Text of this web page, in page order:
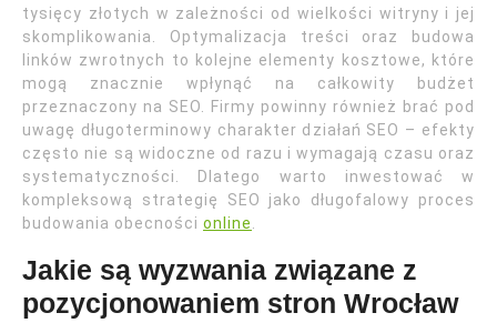
tysięcy złotych w zależności od wielkości witryny i jej
skomplikowania. Optymalizacja treści oraz budowa
linków zwrotnych to kolejne elementy kosztowe, które
mogą znacznie wpłynąć na całkowity budżet
przeznaczony na SEO. Firmy powinny również brać pod
uwagę długoterminowy charakter działań SEO – efekty
często nie są widoczne od razu i wymagają czasu oraz
systematyczności. Dlatego warto inwestować w
kompleksową strategię SEO jako długofalowy proces
budowania obecności online
Jakie są wyzwania związane z
pozycjonowaniem stron Wrocław